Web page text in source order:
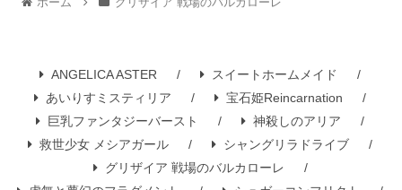
ANGELICA ASTER
スイートホームメイド
あいりすミスティリア
宝石姫Reincarnation
巨乳ファンタジーバースト
神殺しのアリア
救世少女 メシアガール
シャングリラドライブ
グリザイア 戦場のバルカローレ